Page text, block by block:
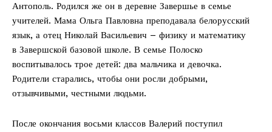
Антополь. Родился же он в деревне Завершье в семье
учителей. Мама Ольга Павловна преподавала белорусский
язык, а отец Николай Васильевич – физику и математику
в Завершской базовой школе. В семье Полоско
воспитывалось трое детей: два мальчика и девочка.
Родители старались, чтобы они росли добрыми,
отзывчивыми, честными людьми.
После окончания восьми классов Валерий поступил